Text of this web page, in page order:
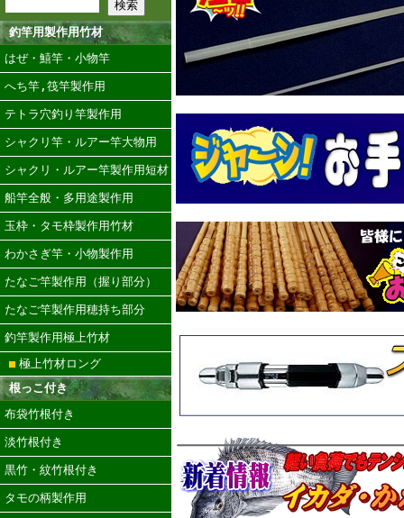
釣竿用製作用竹材
はぜ・鱚竿・小物竿
へち竿,筏竿製作用
テトラ穴釣り竿製作用
シャクリ竿・ルアー竿大物用
シャクリ・ルアー竿製作用短材
船竿全般・多用途製作用
玉枠・タモ枠製作用竹材
わかさぎ竿・小物製作用
たなご竿製作用（握り部分）
たなご竿製作用穂持ち部分
釣竿製作用極上竹材
極上竹材ロング
根っこ付き
布袋竹根付き
淡竹根付き
黒竹・紋竹根付き
タモの柄製作用